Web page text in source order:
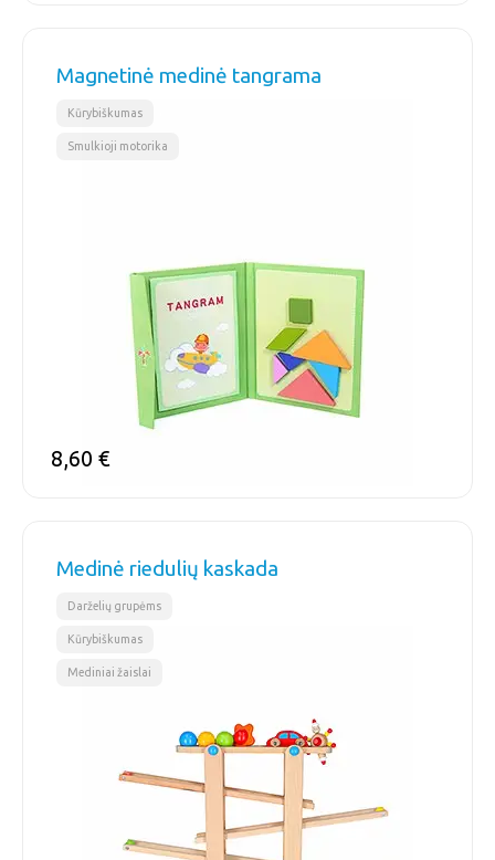
Magnetinė medinė tangrama
Kūrybiškumas
Smulkioji motorika
8,60 €
Medinė riedulių kaskada
Darželių grupėms
Kūrybiškumas
Mediniai žaislai